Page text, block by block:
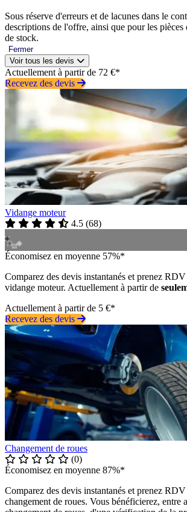
Sous réserve d'erreurs et de lacunes dans le
descriptions de l'offre, ainsi que pour les pièces
de stock.
Fermer
Voir tous les devis
Actuellement à partir de 72 €*
Recevez des devis
Vidange moteur
4.5 (68)
Économisez en moyenne 57%*
Comparez des devis instantanés et prenez
vidange moteur. Actuellement à partir de
Actuellement à partir de 5 €*
Recevez des devis
Changement de roues
(0)
Économisez en moyenne 87%*
Comparez des devis instantanés et prenez
changement de roues. Vous bénéficierez, entre